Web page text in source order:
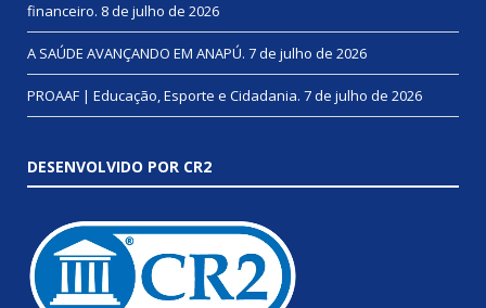
financeiro. 8 de julho de 2026
A SAÚDE AVANÇANDO EM ANAPÚ. 7 de julho de 2026
PROAAF | Educação, Esporte e Cidadania. 7 de julho de 2026
DESENVOLVIDO POR CR2